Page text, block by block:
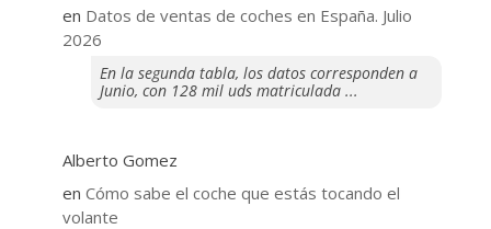
en Datos de ventas de coches en España. Julio
2026
En la segunda tabla, los datos corresponden a
Junio, con 128 mil uds matriculada ...
Alberto Gomez
en ​Cómo sabe el coche que estás tocando el
volante